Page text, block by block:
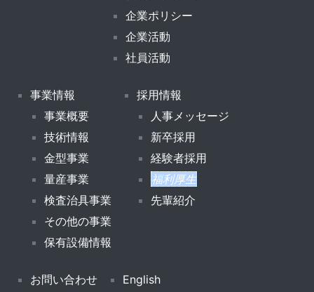
企業ポリシー
企業活動
社員活動
事業情報
事業概要
技術情報
金型事業
量産事業
検査治具事業
その他の事業
保有設備情報
採用情報
人事メッセージ
新卒採用
経験者採用
福利厚生
先輩紹介
お問い合わせ English